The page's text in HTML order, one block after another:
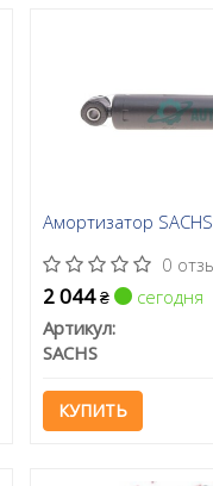
Амортизатор SACHS
0
2 044₴
сегодня
Артикул:
SACHS
КУПИТЬ